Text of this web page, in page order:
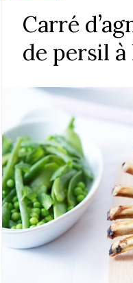
Carré
de persil